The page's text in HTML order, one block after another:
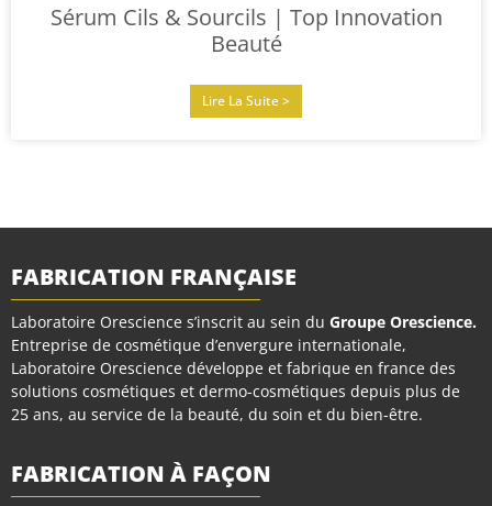
Sérum Cils & Sourcils | Top Innovation
Beauté
Lire La Suite >
FABRICATION FRANÇAISE
Laboratoire Orescience s’inscrit au sein du Groupe Orescience.
Entreprise de cosmétique d’envergure internationale,
Laboratoire Orescience développe et fabrique en france des
solutions cosmétiques et dermo-cosmétiques depuis plus de
25 ans, au service de la beauté, du soin et du bien-être.
FABRICATION À FAÇON